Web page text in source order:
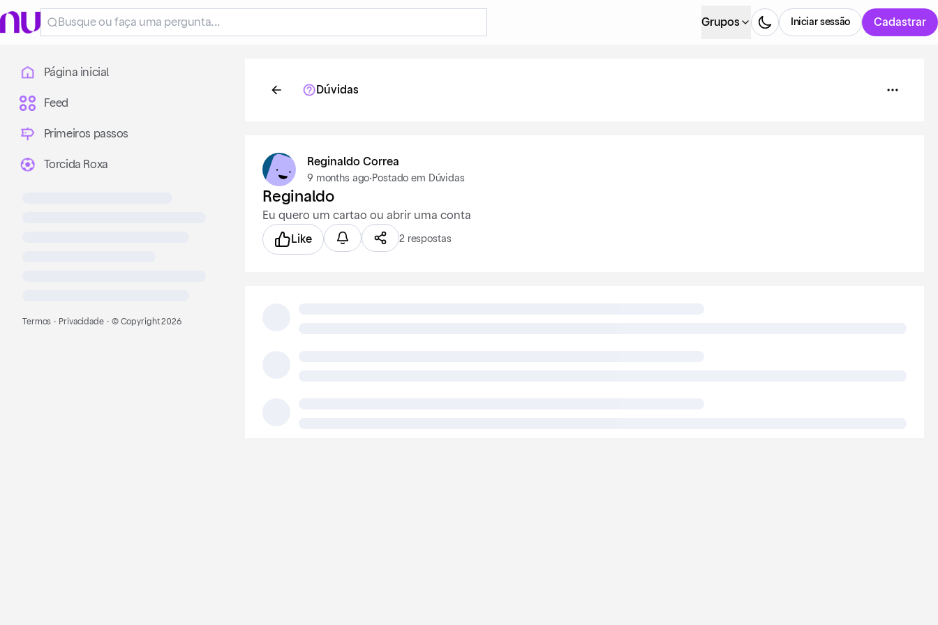
Grupos Cadastrar
Iniciar sessão
Página inicial
Feed
Primeiros passos
Torcida Roxa
Termos · Privacidade · © Copyright2026
Dúvidas
Reginaldo Correa
9 months ago· Postado em Dúvidas
Reginaldo
Eu quero um cartao ou abrir uma conta
Like 2 respostas